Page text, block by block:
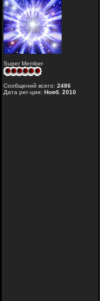
Super Member
Сообщений всего: 2486
Дата рег-ции: Нояб. 2010